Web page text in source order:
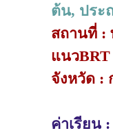
ต้น, ประ
สถานที่ :
แนวBRT
จังหวัด :
ค่าเรียน